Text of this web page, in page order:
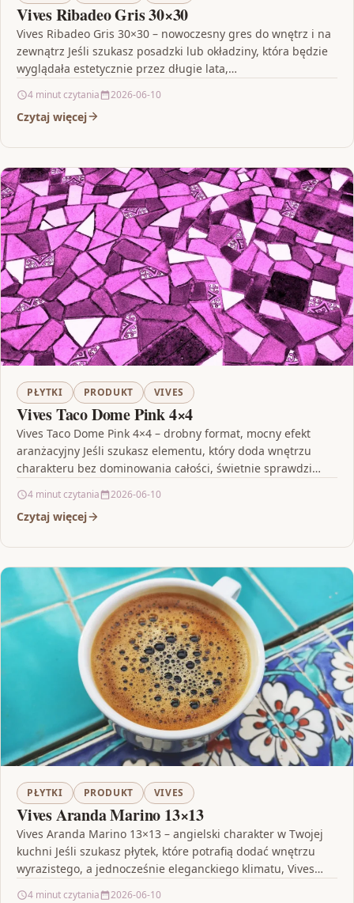
Vives Ribadeo Gris 30×30
Vives Ribadeo Gris 30×30 – nowoczesny gres do wnętrz i na
zewnątrz Jeśli szukasz posadzki lub okładziny, która będzie
wyglądała estetycznie przez długie lata,…
4 minut czytania 2026-06-10
Czytaj więcej
PŁYTKI PRODUKT VIVES
Vives Taco Dome Pink 4×4
Vives Taco Dome Pink 4×4 – drobny format, mocny efekt
aranżacyjny Jeśli szukasz elementu, który doda wnętrzu
charakteru bez dominowania całości, świetnie sprawdzi
4 minut czytania 2026-06-10
Czytaj więcej
PŁYTKI PRODUKT VIVES
Vives Aranda Marino 13×13
Vives Aranda Marino 13×13 – angielski charakter w Twojej
kuchni Jeśli szukasz płytek, które potrafią dodać wnętrzu
wyrazistego, a jednocześnie eleganckiego klimatu, Vives
4 minut czytania 2026-06-10